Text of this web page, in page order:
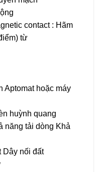
contact : Hãm
từ
Aptomat hoặc máy
huỳnh quang
năng tải dòng Khả
Dây nối đất